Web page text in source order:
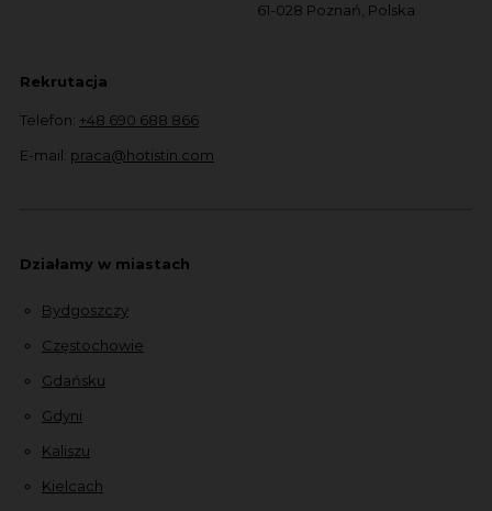
61-028 Poznań, Polska
Rekrutacja
Telefon: +48 690 688 866
E-mail: praca@hotistin.com
Działamy w miastach
Bydgoszczy
Częstochowie
Gdańsku
Gdyni
Kaliszu
Kielcach